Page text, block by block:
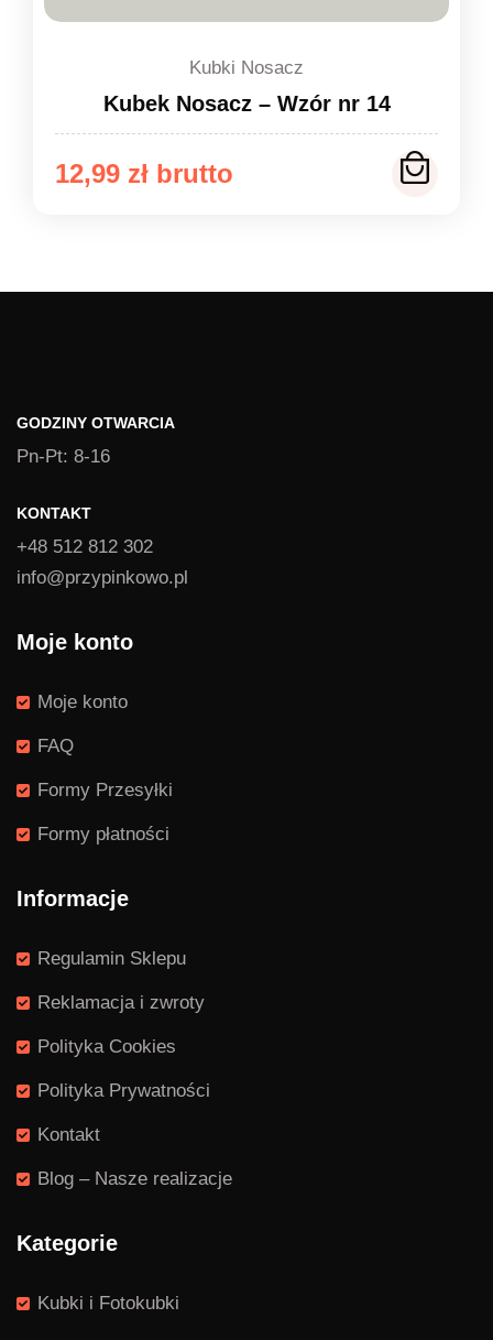
Kubki Nosacz
Kubek Nosacz – Wzór nr 14
12,99 zł
GODZINY OTWARCIA
Pn-Pt: 8-16
KONTAKT
+48 512 812 302
info@przypinkowo.pl
Moje konto
Moje konto
FAQ
Formy Przesyłki
Formy płatności
Informacje
Regulamin Sklepu
Reklamacja i zwroty
Polityka Cookies
Polityka Prywatności
Kontakt
Blog – Nasze realizacje
Kategorie
Kubki i Fotokubki